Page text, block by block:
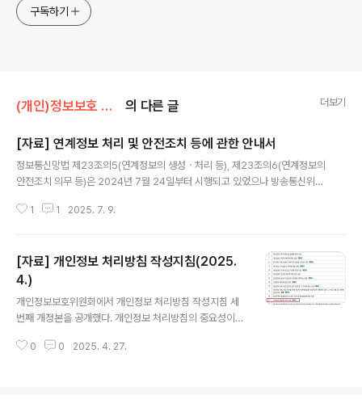
구독하기
(개인)정보보호 동향 의 다른 글 더보기
[자료] 연계정보 처리 및 안전조치 등에 관한 안내서
정보통신망법 제23조의5(연계정보의 생성ㆍ처리 등), 제23조의6(연계정보의
안전조치 의무 등)은 2024년 7월 24일부터 시행되고 있었으나 방송통신위원
한 안내서가 최근 공개되었다. https://identity.kisa.or.kr/web/main/bbs/
y=false&baUse=true 가이드/지침 | 제도안내 | 연계정보 처리 및 안전조치
등에 관한 안내서(2025.6) | 가이드/지침 | 본본인확인 지원포털,연계정보 처
리 및 안전조치 ..
1 1 2025. 7. 9.
[자료] 개인정보 처리방침 작성지침(2025.
4.)
개인정보보호위원회에서 개인정보 처리방침 작성지침 세
번째 개정본을 공개했다. 개인정보 처리방침의 중요성이
내용들이 많아, 실무자들은 한 번씩 꼭 읽어볼 필요가 있다
0 0 2025. 4. 27.